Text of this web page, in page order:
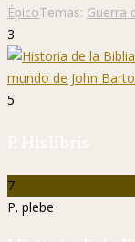
ÉpicoTemas: Guerra
3
5
P. Hislibris
7
P. plebe